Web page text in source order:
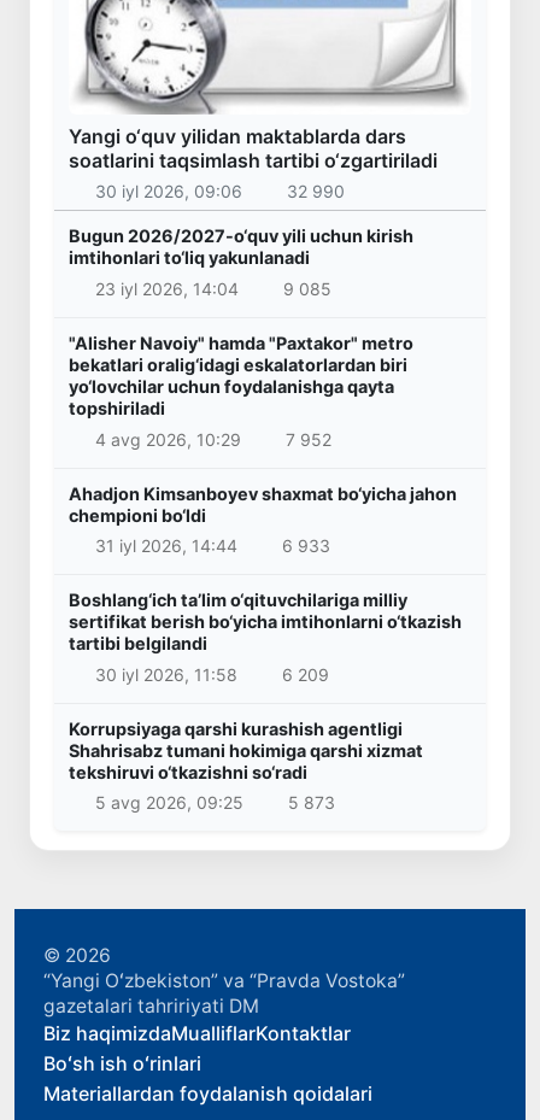
Yangi o‘quv yilidan maktablarda dars
soatlarini taqsimlash tartibi o‘zgartiriladi
30 iyl 2026, 09:06 32 990
Bugun 2026/2027-o‘quv yili uchun kirish
imtihonlari to‘liq yakunlanadi
23 iyl 2026, 14:04
9 085
"Alisher Navoiy" hamda "Paxtakor" metro
bekatlari oralig‘idagi eskalatorlardan biri
yo‘lovchilar uchun foydalanishga qayta
topshiriladi
4 avg 2026, 10:29
7 952
Ahadjon Kimsanboyev shaxmat bo‘yicha jahon
chempioni bo‘ldi
31 iyl 2026, 14:44
6 933
Boshlang‘ich ta’lim o‘qituvchilariga milliy
sertifikat berish bo‘yicha imtihonlarni o‘tkazish
tartibi belgilandi
30 iyl 2026, 11:58
6 209
Korrupsiyaga qarshi kurashish agentligi
Shahrisabz tumani hokimiga qarshi xizmat
tekshiruvi o‘tkazishni so‘radi
5 avg 2026, 09:25
5 873
© 2026
“Yangi Oʻzbekiston” va “Pravda Vostoka”
gazetalari tahririyati DM
Biz haqimizdaMualliflarKontaktlar
Boʻsh ish oʻrinlari
Materiallardan foydalanish qoidalari